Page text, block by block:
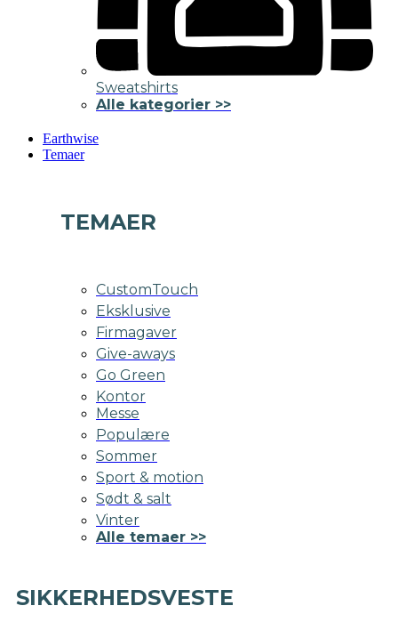
Sweatshirts
Alle kategorier >>
Earthwise
Temaer
TEMAER
CustomTouch
Eksklusive
Firmagaver
Give-aways
Go Green
Kontor
Messe
Populære
Sommer
Sport & motion
Sødt & salt
Vinter
Alle temaer >>
SIKKERHEDSVESTE